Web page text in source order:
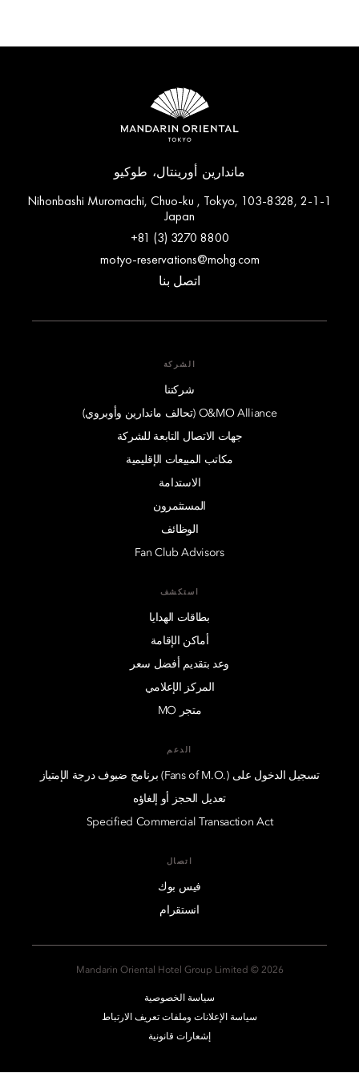
ماندارين أورينتال، طوكيو
2-1-1 Nihonbashi Muromachi, Chuo-ku , Tokyo, 103-8328,
Japan
+81 (3) 3270 8800
motyo-reservations@mohg.com
اتصل بنا
الشركة
شركتنا
O&MO Alliance (تحالف ماندارين وأوبروي)
جهات الاتصال التابعة للشركة
مكاتب المبيعات الإقليمية
الاستدامة
المستثمرون
الوظائف
Fan Club Advisors
استكشف
بطاقات الهدايا
أماكن الإقامة
وعد بتقديم أفضل سعر
المركز الإعلامي
متجر MO
الدعم
تسجيل الدخول على (.Fans of M.O) برنامج ضيوف درجة الإمتياز
تعديل الحجز أو إلغاؤه
Specified Commercial Transaction Act
اتصال
فيس بوك
انستقرام
2026 © Mandarin Oriental Hotel Group Limited
سياسة الخصوصية
سياسة الإعلانات وملفات تعريف الارتباط
إشعارات قانونية